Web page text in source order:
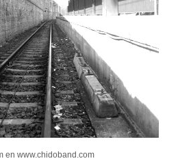
en www.chidoband.com